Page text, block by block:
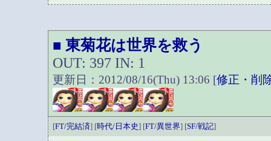
■ 東菊花は世界を救う
OUT: 397 IN: 1
更新日：2012/08/16(Thu) 13:06 [修正・削
[FT/完結済] [時代/日本史] [FT/異世界] [SF/戦記]